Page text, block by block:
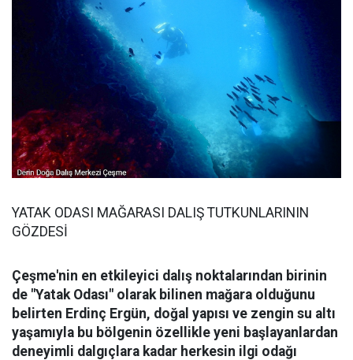
YATAK ODASI MAĞARASI DALIŞ TUTKUNLARININ
GÖZDESİ
Çeşme'nin en etkileyici dalış noktalarından birinin
de "Yatak Odası" olarak bilinen mağara olduğunu
belirten Erdinç Ergün, doğal yapısı ve zengin su altı
yaşamıyla bu bölgenin özellikle yeni başlayanlardan
deneyimli dalgıçlara kadar herkesin ilgi odağı